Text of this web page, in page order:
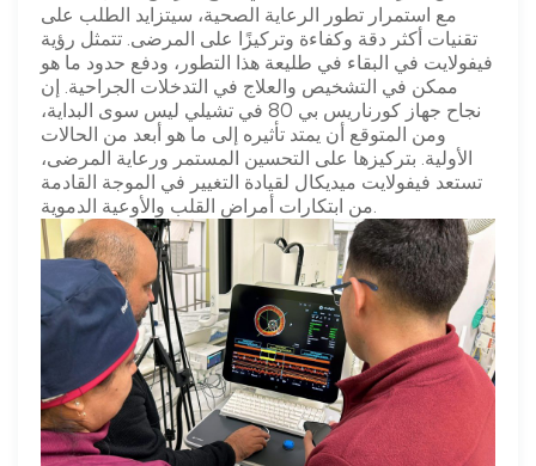
مع استمرار تطور الرعاية الصحية، سيتزايد الطلب على
تقنيات أكثر دقة وكفاءة وتركيزًا على المرضى. تتمثل رؤية
فيفولايت في البقاء في طليعة هذا التطور، ودفع حدود ما هو
ممكن في التشخيص والعلاج في التدخلات الجراحية. إن
نجاح جهاز كورناريس بي 80 في تشيلي ليس سوى البداية،
ومن المتوقع أن يمتد تأثيره إلى ما هو أبعد من الحالات
الأولية. بتركيزها على التحسين المستمر ورعاية المرضى،
تستعد فيفولايت ميديكال لقيادة التغيير في الموجة القادمة